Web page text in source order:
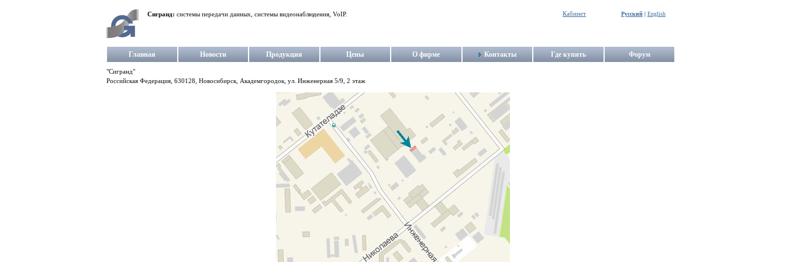
Сигранд: системы передачи данных, системы видеонаблюдения, VoIP. Кабинет Русский | English
Главная Новости Продукция Цены О фирме Контакты Где купить Форум
"Сигранд"
Российская Федерация, 630128, Новосибирск, Академгородок, ул. Инженерная 5/9, 2 этаж